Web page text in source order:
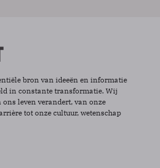
bron van ideeën en informatie
in constante transformatie. Wij
leven verandert, van onze
tot onze cultuur, wetenschap